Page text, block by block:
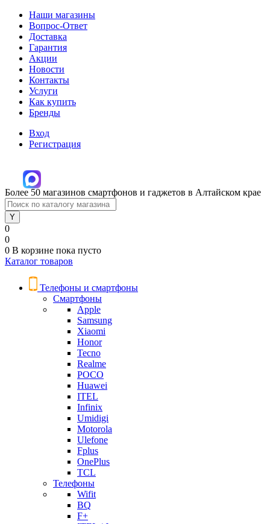
Наши магазины
Вопрос-Ответ
Доставка
Гарантия
Акции
Новости
Контакты
Услуги
Как купить
Бренды
Вход
Регистрация
Более 50 магазинов смартфонов и гаджетов в Алтайском крае
0
0
0 В корзине пока пусто
Каталог товаров
Телефоны и смартфоны
Смартфоны
Apple
Samsung
Xiaomi
Honor
Tecno
Realme
POCO
Huawei
ITEL
Infinix
Umidigi
Motorola
Ulefone
Fplus
OnePlus
TCL
Телефоны
Wifit
BQ
F+